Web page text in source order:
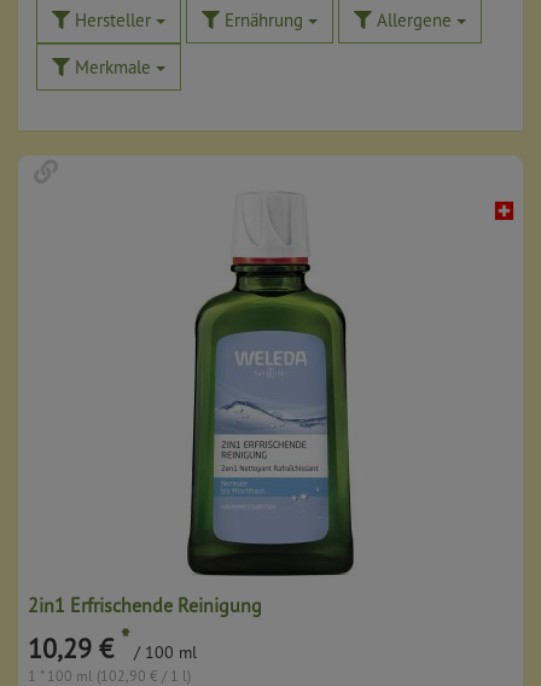
Hersteller Ernährung Allergene
Merkmale
2in1 Erfrischende Reinigung
10,29 € * / 100 ml
1 * 100 ml (102,90 € / 1 l)